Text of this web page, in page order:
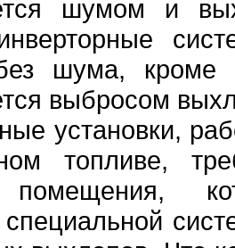
шумом и
шума, кроме
выбросом
установки,
топливе,
помещения,
специальной